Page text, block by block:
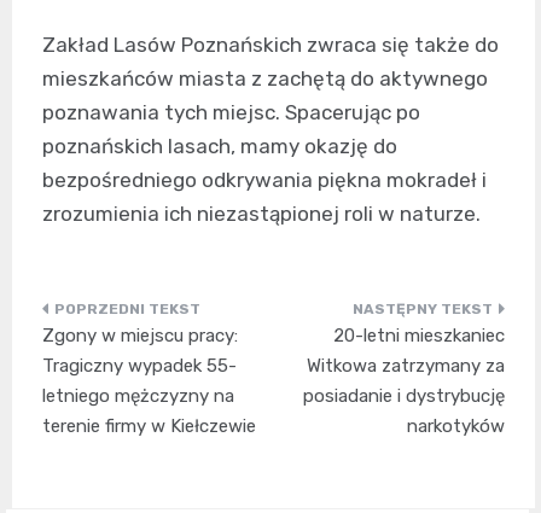
Zakład Lasów Poznańskich zwraca się także do
mieszkańców miasta z zachętą do aktywnego
poznawania tych miejsc. Spacerując po
poznańskich lasach, mamy okazję do
bezpośredniego odkrywania piękna mokradeł i
zrozumienia ich niezastąpionej roli w naturze.
Nawigacja
wpisu
Zgony w miejscu pracy:
Tragiczny wypadek 55-
letniego mężczyzny na
terenie firmy w Kiełczewie
20-letni mieszkaniec
Witkowa zatrzymany za
posiadanie i dystrybucję
narkotyków